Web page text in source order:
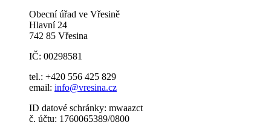
Obecní úřad ve Vřesině
Hlavní 24
742 85 Vřesina
IČ: 00298581
tel.: +420 556 425 829
email: info@vresina.cz
ID datové schránky: mwaazct
č. účtu: 1760065389/0800